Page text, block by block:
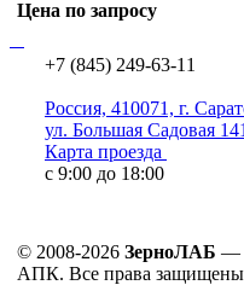
Цена по запросу
+7 (845) 249-63-11
Россия, 410071, г.
ул. Большая Садовая 141
Карта проезда
с 9:00 до 18:00
© 2008-2026 ЗерноЛАБ —
АПК. Все права